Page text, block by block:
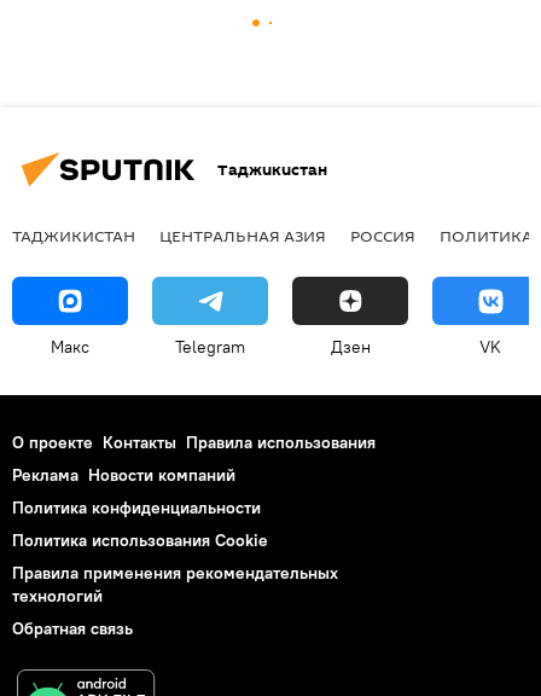
Таджикистан
ТАДЖИКИСТАН ЦЕНТРАЛЬНАЯ АЗИЯ РОССИЯ ПОЛИТИКА
Макс Telegram Дзен VK
О проекте Контакты Правила использования
Реклама Новости компаний
Политика конфиденциальности
Политика использования Cookie
Правила применения рекомендательных
технологий
Обратная связь